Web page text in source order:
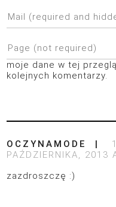
moje dane w tej
kolejnych komentarzy.
OCZYNAMODE
PAŹDZIERNIKA, 2013
zazdroszczę :)